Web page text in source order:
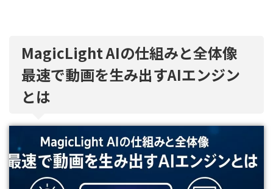
MagicLight AIの仕組みと全体像
最速で動画を生み出すAIエンジン
とは